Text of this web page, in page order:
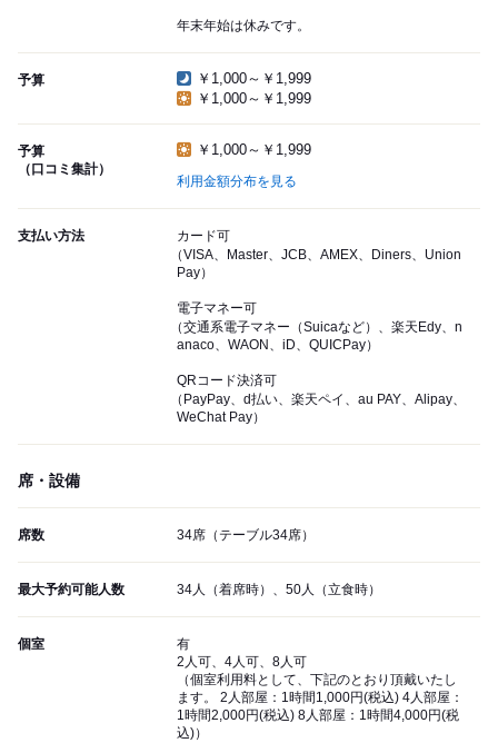
年末年始は休みです。
予算
￥1,000～￥1,999
￥1,000～￥1,999
予算
（口コミ集計）
￥1,000～￥1,999
利用金額分布を見る
支払い方法
カード可
（VISA、Master、JCB、AMEX、Diners、Union
Pay）
電子マネー可
（交通系電子マネー（Suicaなど）、楽天Edy、n
anaco、WAON、iD、QUICPay）
QRコード決済可
（PayPay、d払い、楽天ペイ、au PAY、Alipay、
WeChat Pay）
席・設備
席数 34席（テーブル34席）
最大予約可能人数 34人（着席時）、50人（立食時）
個室
有
2人可、4人可、8人可
（個室利用料として、下記のとおり頂戴いたし
ます。 2人部屋：1時間1,000円(税込) 4人部屋：
1時間2,000円(税込) 8人部屋：1時間4,000円(税
込)）